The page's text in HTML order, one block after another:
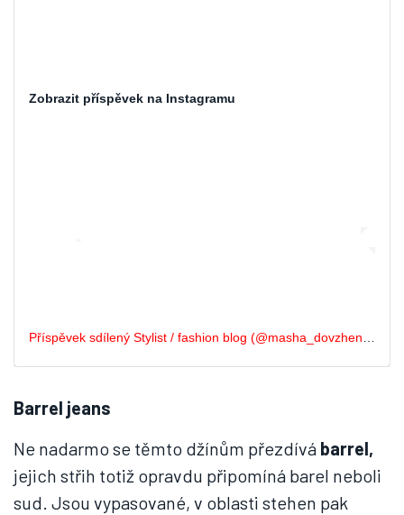
Zobrazit příspěvek na Instagramu
Příspěvek sdílený Stylist / fashion blog (@masha_dovzhenko)
Barrel jeans
Ne nadarmo se těmto džínům přezdívá barrel,
jejich střih totiž opravdu připomíná barel neboli
sud. Jsou vypasované, v oblasti stehen pak